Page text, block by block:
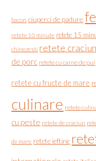
bacon ciuperci de padure
retete 10 minute retete 15
chinezesti retete craciun
de porc retete cu carne de pui
retete cu fructe de mare
culinare retete
cu peste retete de craciun
de mare retete ieftine